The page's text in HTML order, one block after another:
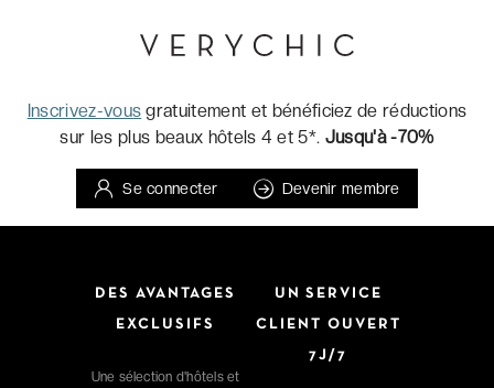
Inscrivez-vous gratuitement et bénéficiez de réductions
sur les plus beaux hôtels 4 et 5*. Jusqu'à -70%
Se connecter Devenir membre
DES AVANTAGES
EXCLUSIFS
Une sélection d'hôtels et
UN SERVICE
CLIENT OUVERT
7J/7